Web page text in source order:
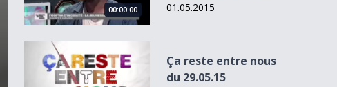
00:00:00 01.05.2015
Ça reste entre nous du 29.05.15
Ça reste entre nous
du 29.05.15